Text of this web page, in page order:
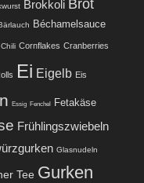
Brokkoli Brot
Béchamelsauce
Chili Cornflakes Cranberries
Ei Eigelb Eis
Essig Fenchel Fetakäse
Frühlingszwiebeln
Glasnudeln
Tee Gurken